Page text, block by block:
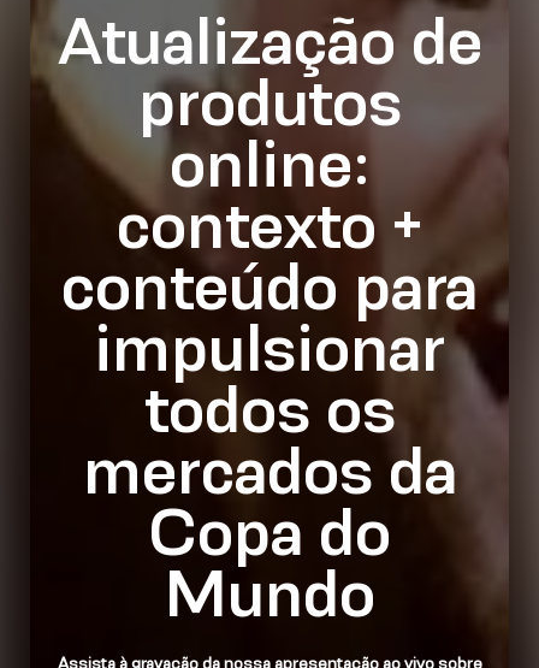
Atualização de
produtos
online:
contexto +
conteúdo para
impulsionar
todos os
mercados da
Copa do
Mundo
Assista à gravação da nossa apresentação ao vivo sobre